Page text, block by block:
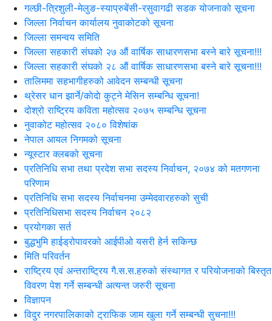
गल्छी-त्रिशुली-मेलुङ-स्याप्रुबेंसी-रसुवागढी सडक योजनाको सूचना
जिल्ला निर्वाचन कार्यालय नुवाकोटको सूचना
जिल्ला समन्वय समिति
जिल्ला सहकारी संघको २७ औं वार्षिक साधारणसभा बस्ने बारे सूचना!!!
जिल्ला सहकारी संघको २८ औं वार्षिक साधारणसभा बस्ने बारे सूचना!!!
तालिममा सहभागीहरुको आवेदन सम्बन्धी सूचना
थ्रेसर धान झार्ने/काेदाे कुट्ने मेसिन सम्बन्धि सूचना!
दोश्रो राष्ट्रिय कविता महोत्सव २०७५ सम्बन्धि सूचना
नुवाकोट महोत्सव २०८० विशेषांक
नेपाल आयल निगमको सूचना
न्यूस्टार क्लबको सूचना
प्रतिनिधि सभा तथा प्रदेश सभा सदस्य निर्वाचन, २०७४ को मतगणना
परिणाम
प्रतिनिधि सभा सदस्य निर्वाचनमा उम्मेदवारहरुको सुची
प्रतिनिधिसभा सदस्य निर्वाचन २०८२
प्रयोगका सर्त
बुद्धभुमि हाईड्रोपावरको आईपीओ यसरी हेर्न सकिन्छ
मिति परिवर्तन
राष्ट्रिय एवं अन्तराष्ट्रिय गै.स.स.हरुको संस्थागत र परियोजनाको बिस्तृत
विवरण पेश गर्ने सम्बन्धी अत्यन्त जरुरी सूचना
विज्ञापन
विदुर नगरपालिकाको ट्राफिक जाम खुला गर्ने सम्बन्धी सुचना!!!